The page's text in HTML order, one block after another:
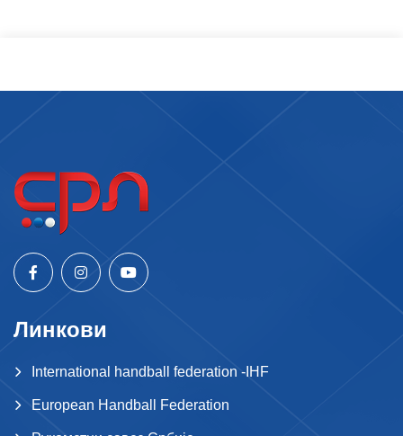
Линкови
International handball federation -IHF
European Handball Federation